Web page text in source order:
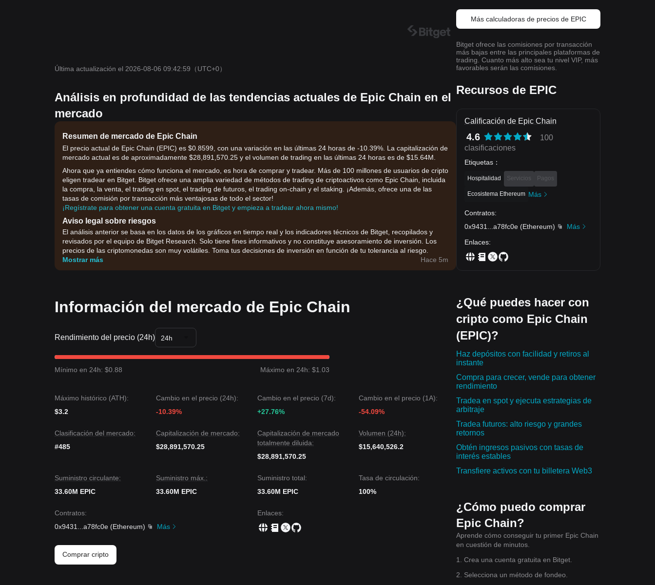
Última actualización el 2026-08-06 09:42:59 （UTC+0）
Análisis en profundidad de las tendencias actuales de Epic Chain en el
mercado
Resumen de mercado de Epic Chain
El precio actual de Epic Chain (EPIC) es $0.8599, con una variación en las últimas 24 horas de -10.39%. La capitalización de
mercado actual es de aproximadamente $28,891,570.25 y el volumen de trading en las últimas 24 horas es de $15.64M.
Ahora que ya entiendes cómo funciona el mercado, es hora de comprar y tradear. Más de 100 millones de usuarios de cripto
eligen tradear en Bitget. Bitget ofrece una amplia variedad de métodos de trading de criptoactivos como Epic Chain, incluida
la compra, la venta, el trading en spot, el trading de futuros, el trading on-chain y el staking. ¡Además, ofrece una de las
tasas de comisión por transacción más ventajosas de todo el sector!
¡Regístrate para obtener una cuenta gratuita en Bitget y empieza a tradear ahora mismo!
Aviso legal sobre riesgos
El análisis anterior se basa en los datos de los gráficos en tiempo real y los indicadores técnicos de Bitget, recopilados y
revisados por el equipo de Bitget Research. Solo tiene fines informativos y no constituye asesoramiento de inversión. Los
precios de las criptomonedas son muy volátiles. Toma tus decisiones de inversión en función de tu tolerancia al riesgo.
Mostrar más
Hace 5m
Información del mercado de Epic Chain
Rendimiento del precio (24h) 24h
Mínimo en 24h: $0.88 Máximo en 24h: $1.03
Máximo histórico (ATH):
$3.2
Cambio en el precio (24h):
-10.39%
Cambio en el precio (7d):
+27.76%
Cambio en el precio (1A):
-54.09%
Clasificación del mercado:
#485
Capitalización de mercado:
$28,891,570.25
Capitalización de mercado
totalmente diluida:
$28,891,570.25
Volumen (24h):
$15,640,526.2
Suministro circulante:
33.60M EPIC
Suministro máx.:
33.60M EPIC
Suministro total:
33.60M EPIC
Tasa de circulación:
100%
Contratos:
0x9431
a78fc0e (Ethereum) Más
Enlaces:
Comprar cripto
Más calculadoras de precios de EPIC
Bitget ofrece las comisiones por transacción
más bajas entre las principales plataformas de
trading. Cuanto más alto sea tu nivel VIP, más
favorables serán las comisiones.
Recursos de EPIC
Calificación de Epic Chain
4.6
100
clasificaciones
Etiquetas ：
Hospitalidad Servicios Pagos
Ecosistema Ethereum Más
Contratos:
0x9431
a78fc0e (Ethereum)
Más
Enlaces:
¿Qué puedes hacer con
cripto como Epic Chain
(EPIC)?
Haz depósitos con facilidad y retiros al
instante
Compra para crecer, vende para obtener
rendimiento
Tradea en spot y ejecuta estrategias de
arbitraje
Tradea futuros: alto riesgo y grandes
retornos
Obtén ingresos pasivos con tasas de
interés estables
Transfiere activos con tu billetera Web3
¿Cómo puedo comprar
Epic Chain?
Aprende cómo conseguir tu primer Epic Chain
en cuestión de minutos.
1. Crea una cuenta gratuita en Bitget.
2. Selecciona un método de fondeo.